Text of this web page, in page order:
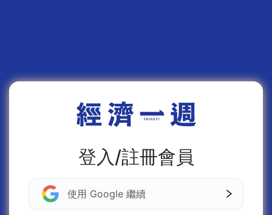
登入/註冊會員
使用 Google 繼續